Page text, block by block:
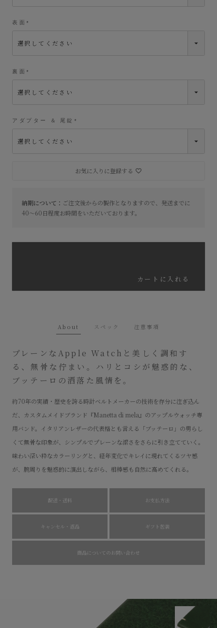
About スペック 注意事項
プレーンなApple Watchと美しく調和す
る、無骨な佇まい。ハリとコシが魅惑的な、
ブッテーロの洒落た風情を。
約70年の実績・歴史を誇る時計ベルトメーカーの技術を存分に注ぎ込ん
だ、カスタムメイドブランド『Manetta di mela』のアップルウォッチ専
用バンド。イタリアンレザーの代表格とも言える「ブッテーロ」の男らし
くて無骨な印象が、シンプルでプレーンな潔さをさらに引き立てていく。
味わい深い粋なカラーリングと、経年変化でキレイに現れてくるツヤ感
が、腕周りを魅惑的に演出しながら、相棒感も自然に高めてくれる。
配送・送料 お支払方法
キャンセル・返品 ギフト包装
商品についてのお問い合わせ
表面
須
裏面
須
アダプター ＆ 尾錠
納期について： ご注文後からの製作となりますので、発送までに
40～60日程度お時間をいただいております。
お気に入りに登録する
カートに入れる